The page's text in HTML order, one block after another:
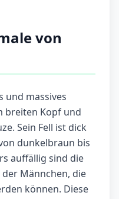
von
und massives
breiten Kopf und
Sein Fell ist dick
dunkelbraun bis
auffällig sind die
Männchen, die
können. Diese